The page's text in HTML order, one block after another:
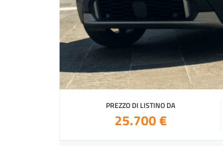
PREZZO DI LISTINO DA
25.700 €